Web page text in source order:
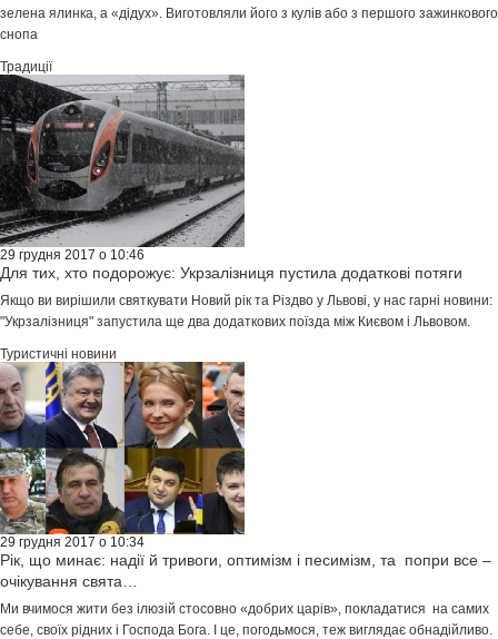
зелена ялинка, а «дідух». Виготовляли його з кулів або з першого зажинкового
снопа
Традиції
29 грудня 2017 о 10:46
Для тих, хто подорожує: Укрзалізниця пустила додаткові потяги
Якщо ви вирішили святкувати Новий рік та Різдво у Львові, у нас гарні новини:
"Укрзалізниця" запустила ще два додаткових поїзда між Києвом і Львовом.
Туристичні новини
29 грудня 2017 о 10:34
Рік, що минає: надії й тривоги, оптимізм і песимізм, та попри все –
очікування свята…
Ми вчимося жити без ілюзій стосовно «добрих царів», покладатися на самих
себе, своїх рідних і Господа Бога. І це, погодьмося, теж виглядає обнадійливо.